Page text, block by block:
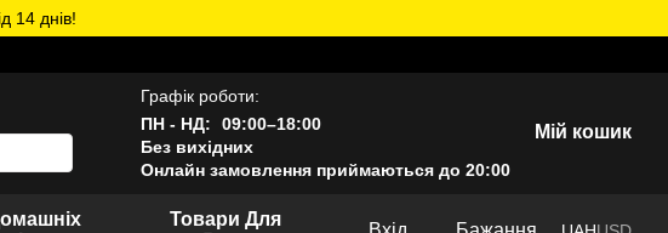
14 днів!
Графік роботи:
ПН - НД:
09:00–18:00
Без вихідних
Онлайн замовлення приймаються до 20:00
Мій кошик
Товари Для